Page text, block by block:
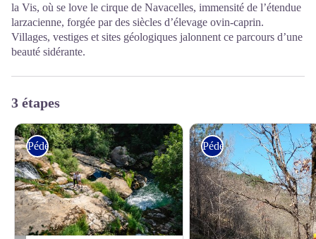
la Vis, où se love le cirque de Navacelles, immensité de l’étendue
larzacienne, forgée par des siècles d’élevage ovin-caprin.
Villages, vestiges et sites géologiques jalonnent ce parcours d’une
beauté sidérante.
3 étapes
Pédestre Pédestre